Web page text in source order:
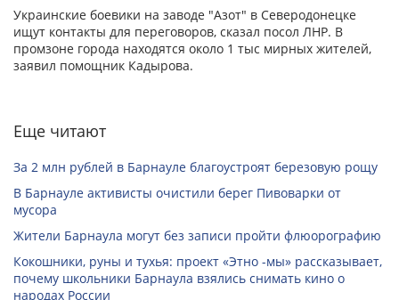
Украинские боевики на заводе "Азот" в Северодонецке
ищут контакты для переговоров, сказал посол ЛНР. В
промзоне города находятся около 1 тыс мирных жителей,
заявил помощник Кадырова.
Еще читают
За 2 млн рублей в Барнауле благоустроят березовую рощу
В Барнауле активисты очистили берег Пивоварки от
мусора
Жители Барнаула могут без записи пройти флюорографию
Кокошники, руны и тухья: проект «Этно -мы» рассказывает,
почему школьники Барнаула взялись снимать кино о
народах России